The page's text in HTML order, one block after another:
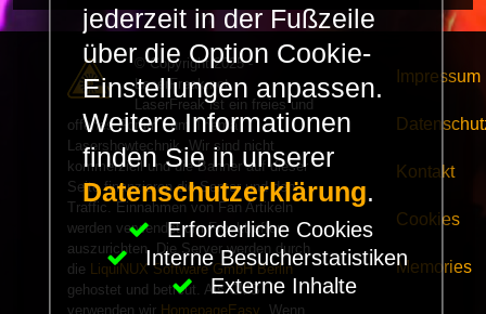
© Copyright 2025 -
LaserFreak.net
LaserFreak ist ein freies und
offenes Forum zum Thema
Lasershowtechnik. Wir sind nicht
kommerziell und die Banner auf dieser
Seite finanzieren die Server und den
Traffic. Einnahmen von Fan Artikeln
werden verwendet um Freaktreffen
auszurichten. Die Server werden durch
die LiquiNUX Software GmbH Berlin
gehostet und betreut. Als CMS
verwenden wir HomepageEasy . Wenn
Impressum
Kontakt
Cookies
Memories
jederzeit in der Fußzeile
über die Option Cookie-
Einstellungen anpassen.
Weitere Informationen
finden Sie in unserer
Datenschutzerklärung.
Erforderliche Cookies
Interne Besucherstatistiken
Externe Inhalte